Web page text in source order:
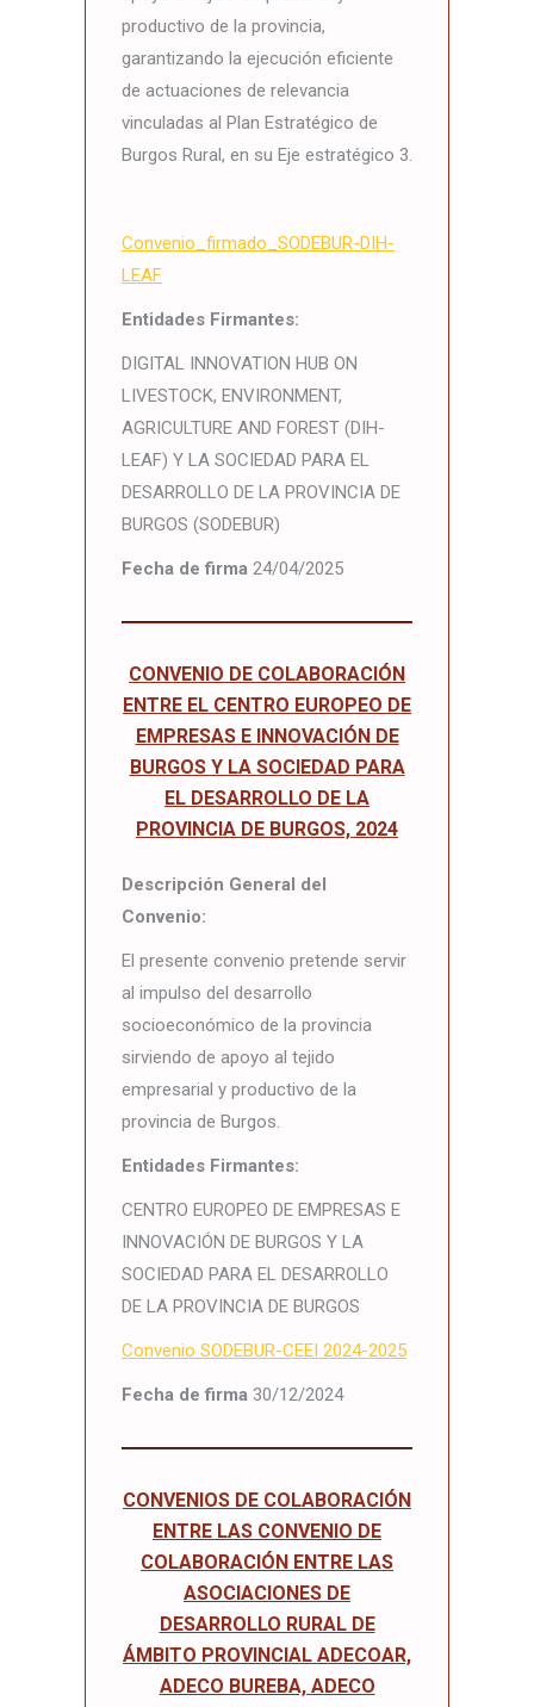
productivo de la provincia,
garantizando la ejecución eficiente
de actuaciones de relevancia
vinculadas al Plan Estratégico de
Burgos Rural, en su Eje estratégico 3.
Convenio_firmado_SODEBUR-DIH-
LEAF
Entidades Firmantes:
DIGITAL INNOVATION HUB ON
LIVESTOCK, ENVIRONMENT,
AGRICULTURE AND FOREST (DIH-
LEAF) Y LA SOCIEDAD PARA EL
DESARROLLO DE LA PROVINCIA DE
BURGOS (SODEBUR)
Fecha de firma 24/04/2025
CONVENIO DE COLABORACIÓN
ENTRE EL CENTRO EUROPEO DE
EMPRESAS E INNOVACIÓN DE
BURGOS Y LA SOCIEDAD PARA
EL DESARROLLO DE LA
PROVINCIA DE BURGOS, 2024
Descripción General del
Convenio:
El presente convenio pretende servir
al impulso del desarrollo
socioeconómico de la provincia
sirviendo de apoyo al tejido
empresarial y productivo de la
provincia de Burgos.
Entidades Firmantes:
CENTRO EUROPEO DE EMPRESAS E
INNOVACIÓN DE BURGOS Y LA
SOCIEDAD PARA EL DESARROLLO
DE LA PROVINCIA DE BURGOS
Convenio SODEBUR-CEEI 2024-2025
Fecha de firma 30/12/2024
CONVENIOS DE COLABORACIÓN
ENTRE LAS CONVENIO DE
COLABORACIÓN ENTRE LAS
ASOCIACIONES DE
DESARROLLO RURAL DE
ÁMBITO PROVINCIAL ADECOAR,
ADECO BUREBA, ADECO